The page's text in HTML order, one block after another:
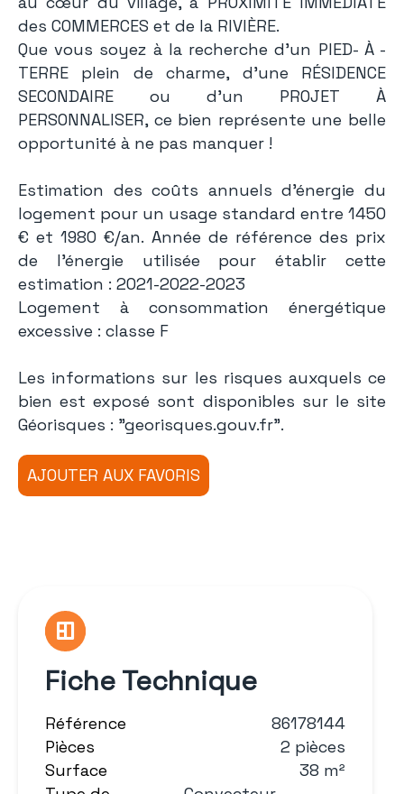
des COMMERCES et de la RIVIÈRE.
Que vous soyez à la recherche d’un PIED- À -
TERRE plein de charme, d’une RÉSIDENCE
SECONDAIRE ou d’un PROJET À
PERSONNALISER, ce bien représente une belle
opportunité à ne pas manquer !
Estimation des coûts annuels d'énergie du
logement pour un usage standard entre 1450
€ et 1980 €/an. Année de référence des prix
de l'énergie utilisée pour établir cette
estimation : 2021-2022-2023
Logement à consommation énergétique
excessive : classe F
Les informations sur les risques auxquels ce
bien est exposé sont disponibles sur le site
Géorisques : "georisques.gouv.fr".
Fiche Technique
Référence
86178144
Pièces
2 pièces
Surface
38 m²